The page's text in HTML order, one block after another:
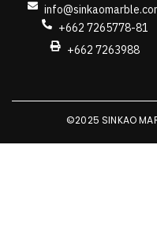
+662 7265778-81
+662 7263988
©2025 SINKAO